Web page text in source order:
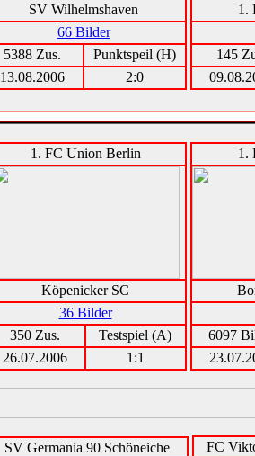
SV Wilhelmshaven
66 Bilder
5388 Zus.
Punktspeil (H)
13.08.2006
2:0
1.
145
1. FC Union Berlin
Köpenicker SC
36 Bilder
350 Zus.
Testspiel (A)
26.07.2006
1:1
1.
6097
SV Germania 90 Schöneiche FC